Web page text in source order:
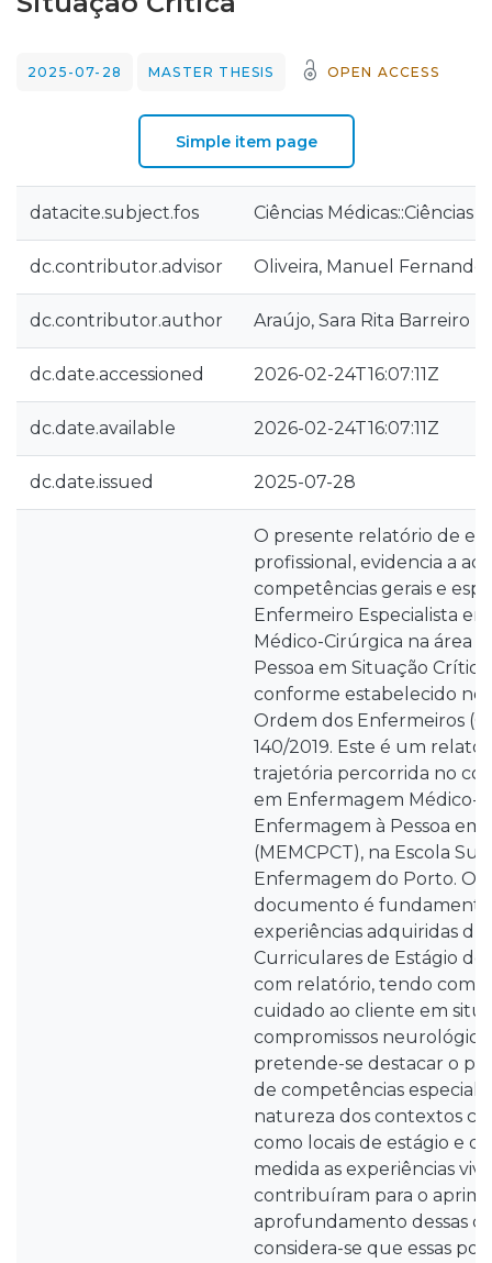
2025-07-28 MASTER THESIS OPEN ACCESS
Simple item page
datacite.subject.fos Ciências Médicas::Ciências
dc.contributor.advisor Oliveira, Manuel Fernando
dc.contributor.author Araújo, Sara Rita Barreiro
dc.date.accessioned 2026-02-24T16:07:11Z
dc.date.available 2026-02-24T16:07:11Z
dc.date.issued 2025-07-28
O presente relatório de
profissional, evidencia a
competências gerais e
Enfermeiro Especialista
Médico-Cirúrgica na área
Pessoa em Situação Crítica
conforme estabelecido
Ordem dos Enfermeiros
140/2019. Este é um
trajetória percorrida no
em Enfermagem Médico-
Enfermagem à Pessoa em
(MEMCPCT), na Escola
Enfermagem do Porto. O
documento é
experiências adquiridas
Curriculares de Estágio
com relatório, tendo
cuidado ao cliente em
compromissos
pretende-se destacar o
de competências
natureza dos contextos
como locais de estágio e
medida as experiências
contribuíram para o
aprofundamento dessas
considera-se que essas